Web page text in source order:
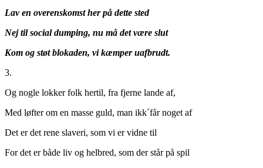
Lav en overenskomst her på dette sted
Nej til social dumping, nu må det være slut
Kom og støt blokaden, vi kæmper uafbrudt.
3.
Og nogle lokker folk hertil, fra fjerne lande af,
Med løfter om en masse guld, man ikk´får noget af
Det er det rene slaveri, som vi er vidne til
For det er både liv og helbred, som der står på spil